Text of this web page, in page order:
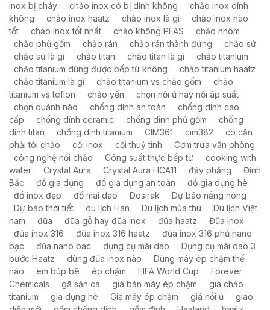
inox bị cháy
chảo inox có bị dính không
chảo inox dính
không
chảo inox haatz chảo inox là gì
chảo inox nào
tốt
chảo inox tốt nhất chảo không PFAS
chảo nhôm
chảo phủ gốm
chảo rán chảo rán thành đứng
chảo sứ
chảo sứ là gì
chảo titan chảo titan là gì
chảo titanium
chảo titanium dùng được bếp từ không
chảo titanium haatz
chảo titanium là gì
chảo titanium vs chảo gốm
chảo
titanium vs teflon
chảo yến
chọn nồi ủ hay nồi áp suất
chọn quánh nào
chống dính an toàn
chống dính cao
cấp
chống dính ceramic chống dính phủ gốm
chống
dính titan
chống dính titanium CIM361 cim382
có cần
phải tôi chảo
cối inox cối thuỷ tinh
Cơm trưa văn phòng
công nghệ nồi chảo
Công suất thực bếp từ
cooking with
water
Crystal Aura Crystal Aura HCA11 đáy phẳng
Đình
Bắc
đồ gia dụng đồ gia dụng an toàn
đồ gia dụng hè
đồ inox đẹp
đồ mai dao Dosirak
Dự báo nắng nóng
Dự báo thời tiết
du lịch Hàn Du lịch mùa thu
Du lịch Việt
nam
đũa đũa gỗ hay đũa inox đũa haatz
Đũa inox
đũa inox 316
đũa inox 316 haatz
đũa inox 316 phủ nano
bạc
đũa nano bac dụng cụ mài dao
Dụng cụ mài dao 3
bước Haatz
dùng đũa inox nào
Dùng máy ép chậm thế
nào
em búp bê ép chậm FIFA World Cup
Forever
Chemicals
gã săn cá giá bán máy ép chậm
giá chảo
titanium
gia dụng hè Giá máy ép chậm giá nồi ủ
giao